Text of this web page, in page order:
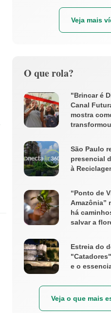
Veja mais
O que rola?
"Brincar é
Canal
mostra
São Paulo
presencial
à
“Ponto de
Amazônia”
há
salvar a
Estreia do
e o
Veja o que mais